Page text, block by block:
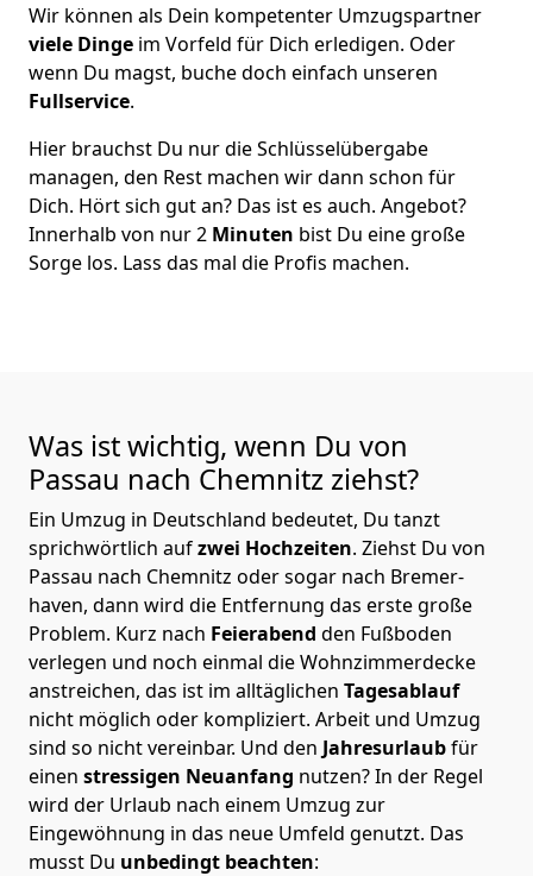
Wir können als Dein kompetenter Umzugspartner
viele Dinge im Vorfeld für Dich erledigen. Oder
wenn Du magst, buche doch einfach unseren
Fullservice.
Hier brauchst Du nur die Schlüsselübergabe
managen, den Rest machen wir dann schon für
Dich. Hört sich gut an? Das ist es auch. Angebot?
Innerhalb von nur 2 Minuten bist Du eine große
Sorge los. Lass das mal die Profis machen.
Was ist wichtig, wenn Du von
Passau nach Chemnitz ziehst?
Ein Umzug in Deutschland bedeutet, Du tanzt
sprichwörtlich aufzwei Hochzeiten. Ziehst Du von
Passau nach Chemnitz oder sogar nach Bremer­
haven, dann wird die Entfernung das erste große
Problem. Kurz nach Feierabend den Fußboden
verlegen und noch einmal die Wohnzimmerdecke
anstreichen, das ist im alltäglichen Tagesablauf
nicht möglich oder kompliziert. Arbeit und Umzug
sind so nicht vereinbar. Und den Jahresurlaubfür
einen stressigen Neuanfang nutzen? In der Regel
wird der Urlaub nach einem Umzug zur
Eingewöhnung in das neue Umfeld genutzt. Das
musst Du unbedingt beachten: